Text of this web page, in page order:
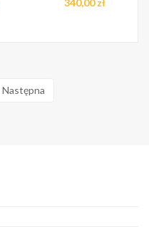
340,00 zł
Następna